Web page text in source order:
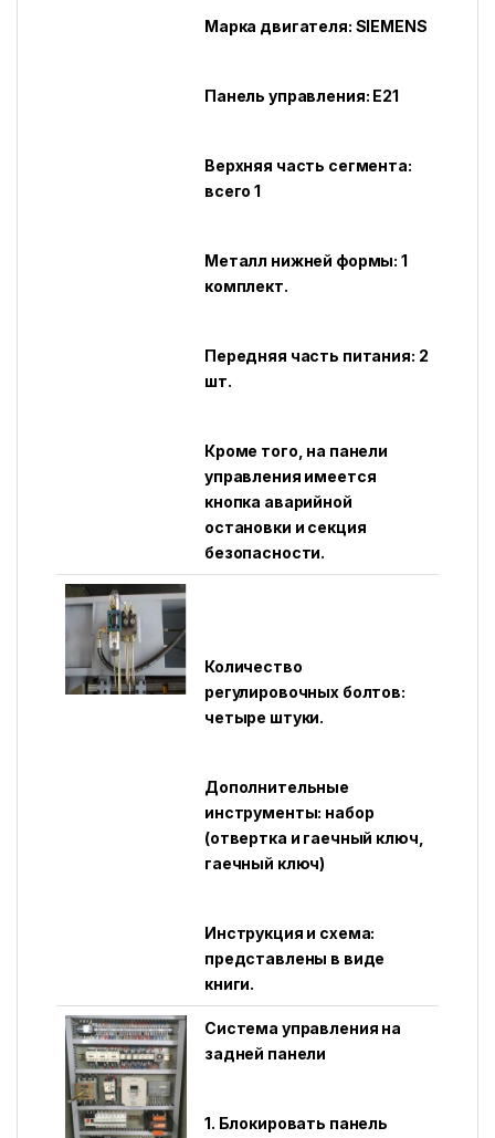
Марка двигателя: SIEMENS
Панель управления: E21
Верхняя часть сегмента:
всего 1
Металл нижней формы: 1
комплект.
Передняя часть питания: 2
шт.
Кроме того, на панели
управления имеется
кнопка аварийной
остановки и секция
безопасности.
Количество
регулировочных болтов:
четыре штуки.
Дополнительные
инструменты: набор
(отвертка и гаечный ключ,
гаечный ключ)
Инструкция и схема:
представлены в виде
книги.
Система управления на
задней панели
1. Блокировать панель